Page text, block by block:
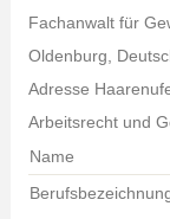
Fachanwalt für
Oldenburg,
Adresse
Arbeitsrecht und
Name